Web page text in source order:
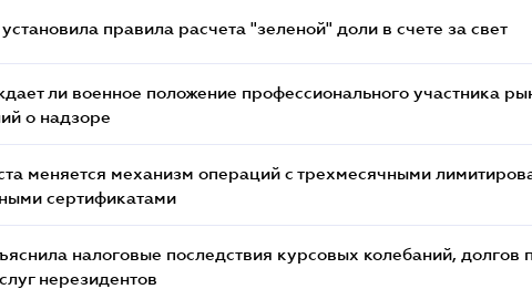
правила расчета "зеленой" доли в счете за свет
ли военное положение профессионального участника
о надзоре
меняется механизм операций с трехмесячными
сертификатами
налоговые последствия курсовых колебаний,
нерезидентов